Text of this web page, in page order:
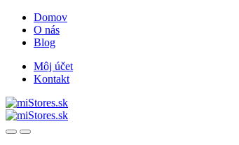
Skip
navigation
Skip
content
Domov
O nás
Blog
Môj účet
Kontakt
OpenClose